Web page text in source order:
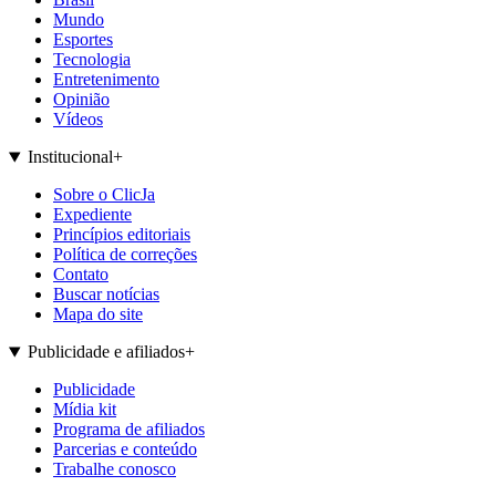
Mundo
Esportes
Tecnologia
Entretenimento
Opinião
Vídeos
Institucional+
Sobre o ClicJa
Expediente
Princípios editoriais
Política de correções
Contato
Buscar notícias
Mapa do site
Publicidade e afiliados+
Publicidade
Mídia kit
Programa de afiliados
Parcerias e conteúdo
Trabalhe conosco